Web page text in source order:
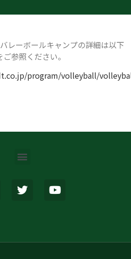
レーボールキャンプの詳細は以下
参照ください。
program/volleyball/